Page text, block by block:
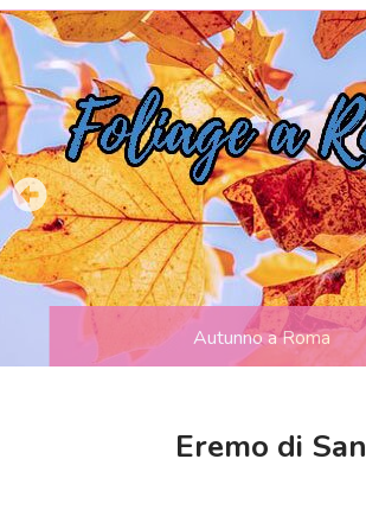
Autunno a Roma
Eremo di